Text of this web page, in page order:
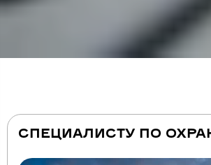
СПЕЦИАЛИСТУ ПО